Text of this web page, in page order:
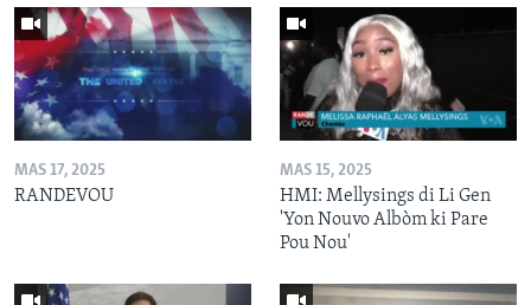
MAS 17, 2025
RANDEVOU
MAS 15, 2025
HMI: Mellysings di Li Gen
'Yon Nouvo Albòm ki Pare
Pou Nou'